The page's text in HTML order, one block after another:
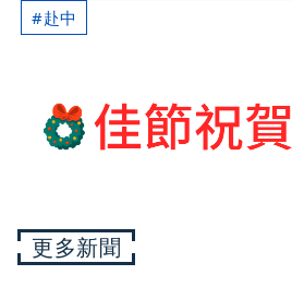
赴中
更多新聞